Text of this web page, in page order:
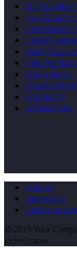
Buchhandlung
Freie
Schülerladen
Schulbücherei
Schulküche
Schwimmbad
Sitemap
Impressum
© 2015 Your
JoomShaper